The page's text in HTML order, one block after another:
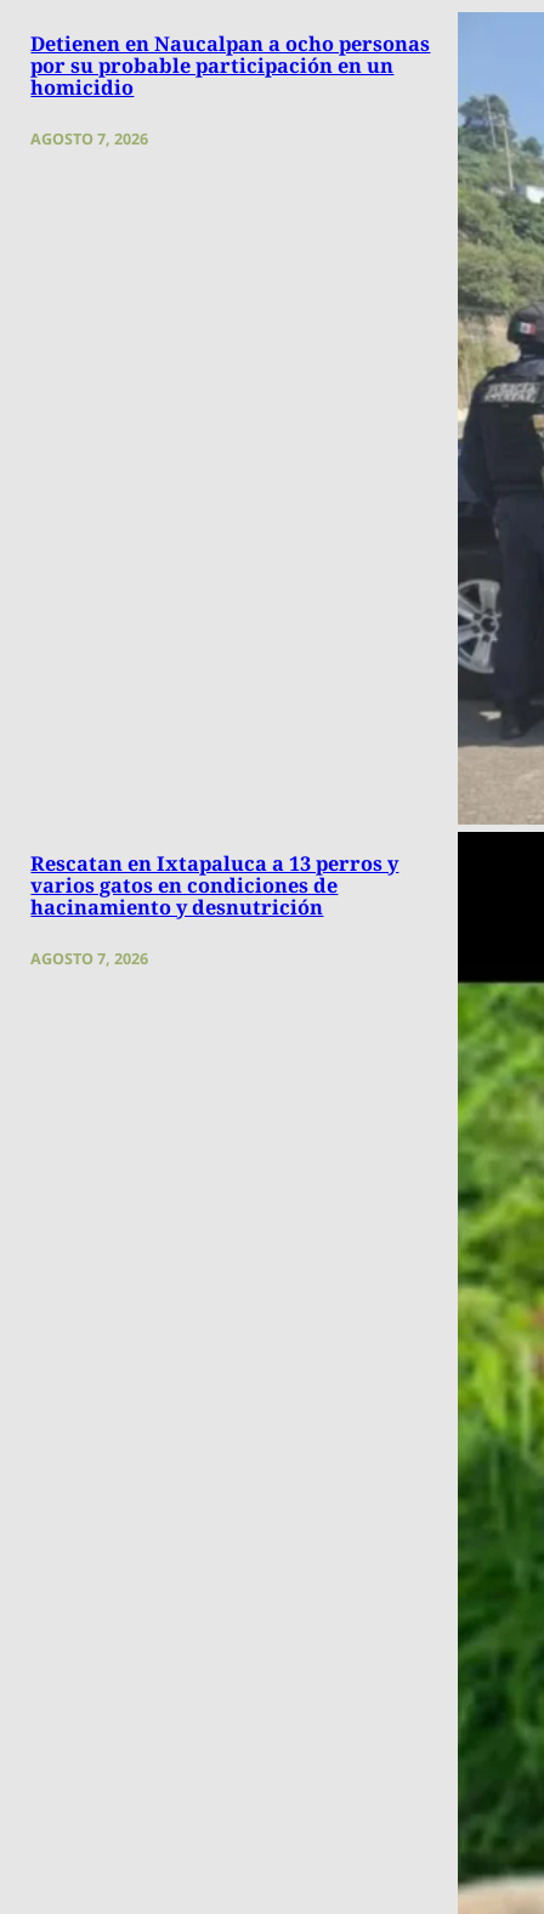
Detienen en Naucalpan a ocho personas
por su probable participación en un
homicidio
AGOSTO 7, 2026
Rescatan en Ixtapaluca a 13 perros y
varios gatos en condiciones de
hacinamiento y desnutrición
AGOSTO 7, 2026